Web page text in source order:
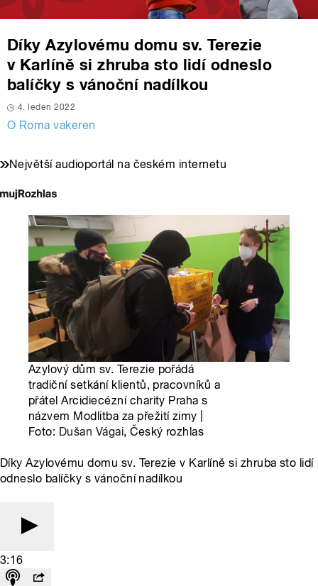
Díky Azylovému domu sv. Terezie
v Karlíně si zhruba sto lidí odneslo
balíčky s vánoční nadílkou
4. leden 2022
O Roma vakeren
Největší audioportál na českém internetu
Azylový dům sv. Terezie pořádá
tradiční setkání klientů, pracovníků a
přátel Arcidiecézní charity Praha s
názvem Modlitba za přežití zimy |
Foto: Dušan Vágai, Český rozhlas
Díky Azylovému domu sv. Terezie v Karlíně si zhruba sto lidí
odneslo balíčky s vánoční nadílkou
3:16